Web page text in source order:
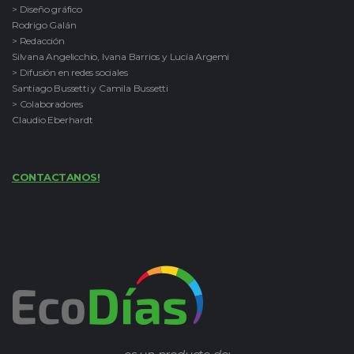
> Diseño gráfico
Rodrigo Galán
> Redacción
Silvana Angelicchio, Ivana Barrios y Lucía Argemi
> Difusión en redes sociales
Santiago Bussetti y Camila Bussetti
> Colaboradores
Claudio Eberhardt
CONTACTANOS!